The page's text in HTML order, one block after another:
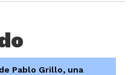
Pablo Grillo, una